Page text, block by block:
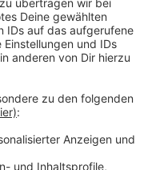
dürften Taxifahrer
ein Messer dabei
Existenz.
dass seine
sie auch explizit
-Ruf zu